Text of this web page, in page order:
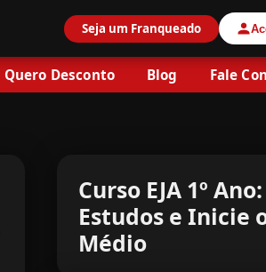
Seja um Franqueado
Quero Desconto Blog Fale
Curso EJA 1º
Estudos e Inicie
Médio